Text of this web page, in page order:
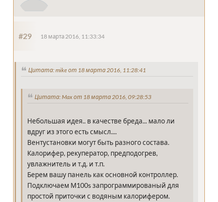
#29 18 марта 2016, 11:33:34
Цитата: mike от 18 марта 2016, 11:28:41
Цитата: Max от 18 марта 2016, 09:28:53
Небольшая идея.. в качестве бреда... мало ли
вдруг из этого есть смысл....
Вентустановки могут быть разного состава.
Калорифер, рекуператор, предподогрев,
увлажнитель и т.д. и т.п.
Берем вашу панель как основной контроллер.
Подключаем М100s запрограммированый для
простой приточки с водяным калорифером.